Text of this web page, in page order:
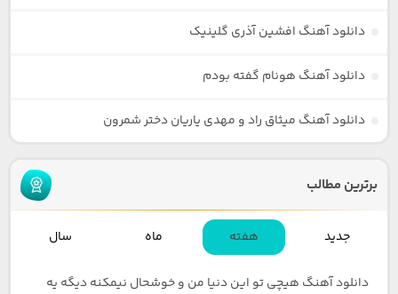
دانلود آهنگ افشین آذری گلینیک
دانلود آهنگ هونام گفته بودم
دانلود آهنگ میثاق راد و مهدی یاریان دختر شمرون
برترین مطالب
جدید هفته ماه سال
دانلود آهنگ هیچی تو این دنیا من و خوشحال نیمکنه دیگه یه